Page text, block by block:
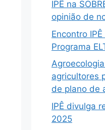
IPÊ na
opinião de
Encontro
Programa
agricultores
de plano de
IPÊ divulga
2025